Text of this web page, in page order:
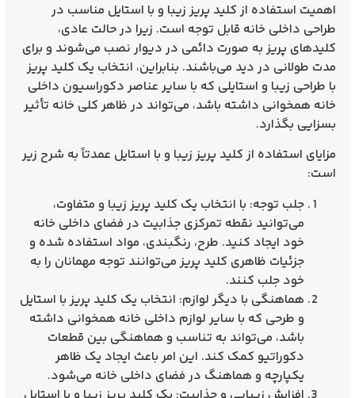
اهمیت استفاده از کلید پریز زیبا و با استایل مناسب در
طراحی داخلی خانه قابل توجه است. زیرا در حالت عادی،
کلیدهای پریز به صورت دائمی در دیوار نصب می‌شوند و برای
مدت طولانی در دید می‌باشند. بنابراین، انتخاب یک کلید پریز
با طراحی زیبا و استایلی که با سایر عناصر دکوراسیون داخلی
خانه همخوانی داشته باشد، می‌تواند در ظاهر کلی خانه تأثیر
بسزایی بگذارد.
مزایای استفاده از کلید پریز زیبا و با استایل عمدتاً به شرح زیر
است:
جلب توجه: با انتخاب یک کلید پریز زیبا و متفاوت،
می‌توانید نقطه تمرکزی جذابیت در فضای داخلی خانه
خود ایجاد کنید. طرح، رنگبندی، مواد استفاده شده و
جزئیات ظاهری کلید پریز می‌توانند توجه مهمانان را به
خود جلب کنند.
هماهنگی با دیگر لوازم: انتخاب یک کلید پریز با استایل
و طرحی که با سایر لوازم داخلی خانه همخوانی داشته
باشد، می‌تواند به تناسب و هماهنگی بین قطعات
دکوراتیو کمک کند. این امر باعث ایجاد یک ظاهر
یکپارچه و هماهنگ در فضای داخلی خانه می‌شود.